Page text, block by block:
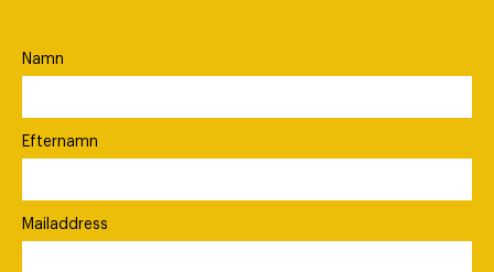
Namn
Efternamn
Mailaddress